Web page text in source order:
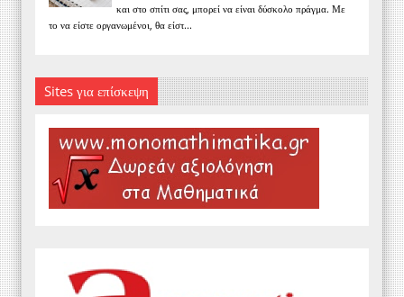
και στο σπίτι σας, μπορεί να είναι δύσκολο πράγμα. Με
το να είστε οργανωμένοι, θα είστ...
Sites για επίσκεψη